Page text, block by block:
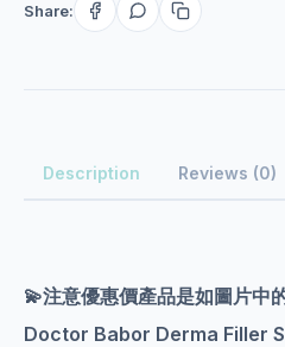
Share:
Description Reviews (0)
💫注意優惠價產品是如圖片中
Doctor Babor Derma Filler